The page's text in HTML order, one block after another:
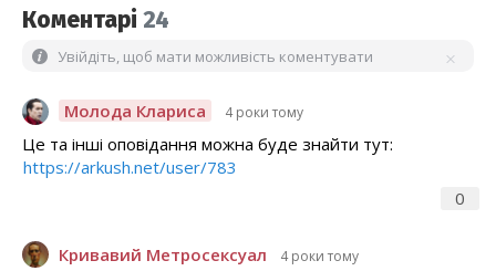
Коментарі 24
Увійдіть, щоб мати можливість коментувати
Молода Клариса 4 роки тому
0
Це та інші оповідання можна буде знайти тут:
https://arkush.net/user/783
Кривавий Метросексуал 4 роки тому